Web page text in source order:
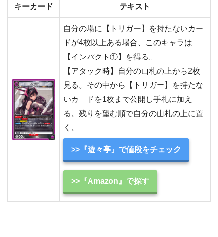
キーカード テキスト
自分の場に【トリガー】を持たないカー
ドが4枚以上ある場合、このキャラは
【インパクト①】を得る。
【アタック時】自分の山札の上から2枚
見る。その中から【トリガー】を持たな
いカードを1枚まで公開し手札に加え
る。残りを望む順で自分の山札の上に置
く。
>>『遊々亭』で値段をチェック
>>『Amazon』で探す